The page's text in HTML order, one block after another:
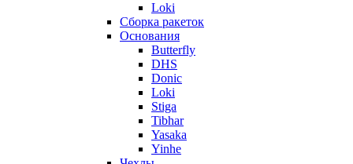
Loki
Сборка ракеток
Основания
Butterfly
DHS
Donic
Loki
Stiga
Tibhar
Yasaka
Yinhe